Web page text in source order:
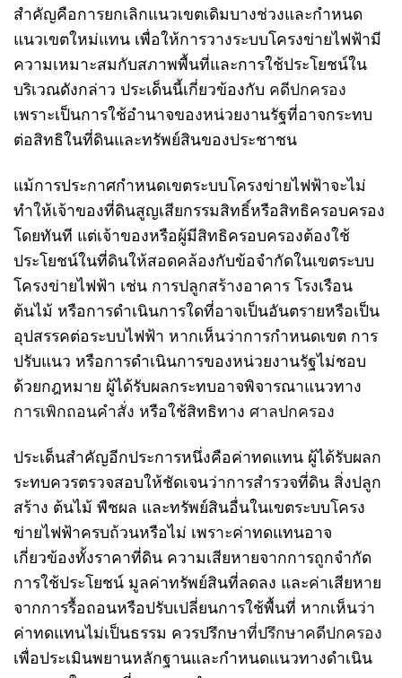
สำคัญคือการยกเลิกแนวเขตเดิมบางช่วงและกำหนด
แนวเขตใหม่แทน เพื่อให้การวางระบบโครงข่ายไฟฟ้ามี
ความเหมาะสมกับสภาพพื้นที่และการใช้ประโยชน์ใน
บริเวณดังกล่าว ประเด็นนี้เกี่ยวข้องกับ คดีปกครอง
เพราะเป็นการใช้อำนาจของหน่วยงานรัฐที่อาจกระทบ
ต่อสิทธิในที่ดินและทรัพย์สินของประชาชน
แม้การประกาศกำหนดเขตระบบโครงข่ายไฟฟ้าจะไม่
ทำให้เจ้าของที่ดินสูญเสียกรรมสิทธิ์หรือสิทธิครอบครอง
โดยทันที แต่เจ้าของหรือผู้มีสิทธิครอบครองต้องใช้
ประโยชน์ในที่ดินให้สอดคล้องกับข้อจำกัดในเขตระบบ
โครงข่ายไฟฟ้า เช่น การปลูกสร้างอาคาร โรงเรือน
ต้นไม้ หรือการดำเนินการใดที่อาจเป็นอันตรายหรือเป็น
อุปสรรคต่อระบบไฟฟ้า หากเห็นว่าการกำหนดเขต การ
ปรับแนว หรือการดำเนินการของหน่วยงานรัฐไม่ชอบ
ด้วยกฎหมาย ผู้ได้รับผลกระทบอาจพิจารณาแนวทาง
การเพิกถอนคำสั่ง หรือใช้สิทธิทาง ศาลปกครอง
ประเด็นสำคัญอีกประการหนึ่งคือค่าทดแทน ผู้ได้รับผลก
ระทบควรตรวจสอบให้ชัดเจนว่าการสำรวจที่ดิน สิ่งปลูก
สร้าง ต้นไม้ พืชผล และทรัพย์สินอื่นในเขตระบบโครง
ข่ายไฟฟ้าครบถ้วนหรือไม่ เพราะค่าทดแทนอาจ
เกี่ยวข้องทั้งราคาที่ดิน ความเสียหายจากการถูกจำกัด
การใช้ประโยชน์ มูลค่าทรัพย์สินที่ลดลง และค่าเสียหาย
จากการรื้อถอนหรือปรับเปลี่ยนการใช้พื้นที่ หากเห็นว่า
ค่าทดแทนไม่เป็นธรรม ควรปรึกษาที่ปรึกษาคดีปกครอง
เพื่อประเมินพยานหลักฐานและกำหนดแนวทางดำเนิน